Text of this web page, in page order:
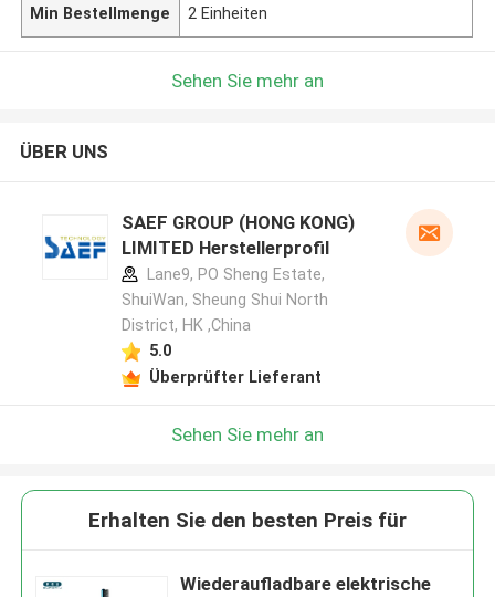
Min Bestellmenge 2 Einheiten
Sehen Sie mehr an
ÜBER UNS
SAEF GROUP (HONG KONG)
LIMITED Herstellerprofil
Lane9, PO Sheng Estate,
ShuiWan, Sheung Shui North
District, HK ,China
5.0
Überprüfter Lieferant
Sehen Sie mehr an
Erhalten Sie den besten Preis für
Wiederaufladbare elektrische